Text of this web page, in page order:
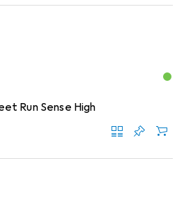
Run Sense High